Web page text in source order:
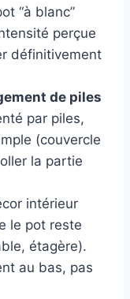
“à blanc”
perçue
définitivement
de piles
par piles,
(couvercle
la partie
intérieur
le pot reste
étagère).
au bas, pas